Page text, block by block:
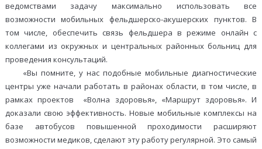
ведомствами задачу максимально использовать все
возможности мобильных фельдшерско-акушерских пунктов. В
том числе, обеспечить связь фельдшера в режиме онлайн с
коллегами из окружных и центральных районных больниц для
проведения консультаций.
«Вы помните, у нас подобные мобильные диагностические
центры уже начали работать в районах области, в том числе, в
рамках проектов «Волна здоровья», «Маршрут здоровья». И
доказали свою эффективность. Новые мобильные комплексы на
базе автобусов повышенной проходимости расширяют
возможности медиков, сделают эту работу регулярной. Это самый